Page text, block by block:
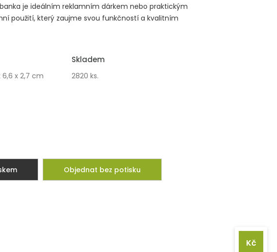
je ideálním reklamním dárkem nebo praktickým
použití, který zaujme svou funkčností a kvalitním
6,6 x 2,7 cm
Skladem
2820 ks.
Objednat bez potisku
Kč